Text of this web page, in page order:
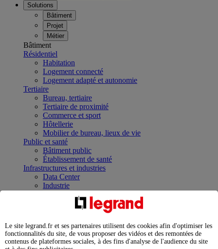
Solutions
Bâtiment
Projet
Métier
Bâtiment
Résidentiel
Habitation
Logement connecté
Logement adapté et autonomie
Tertiaire
Bureau, tertiaire
Tertiaire de proximité
Commerce et sport
Hôtellerie
Mobilier de bureau, lieux de vie
Public et santé
Bâtiment public
Établissement de santé
Infrastructures et industries
Data Center
Industrie
Infrastructures
Contrôler et planifier le fonctionnement des appareils
Répartir et optimiser son tableau électrique
Legrand Data Center Solutions : concentrer les
expertises au service de vos performances
Le site legrand.fr et ses partenaires utilisent des cookies afin d'optimiser les
fonctionnalités du site, de vous proposer des vidéos et des remontées de
contenus de plateformes sociales, à des fins d'analyse de l'audience du site